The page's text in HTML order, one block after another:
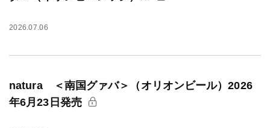
2026.07.06
natura ＜南国グァバ＞（オリオンビール）2026
年6月23日発売